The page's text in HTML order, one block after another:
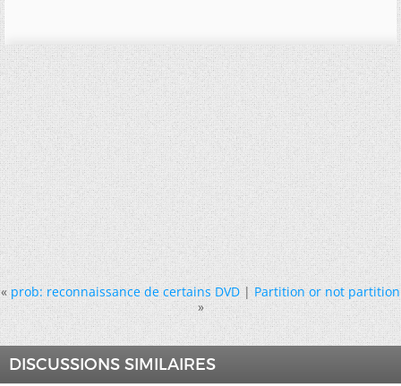
« prob: reconnaissance de certains DVD|Partition or not partition
»
DISCUSSIONS SIMILAIRES